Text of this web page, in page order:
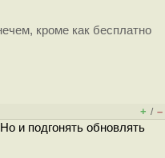
кроме как бесплатно
+ / –
и подгонять обновлять